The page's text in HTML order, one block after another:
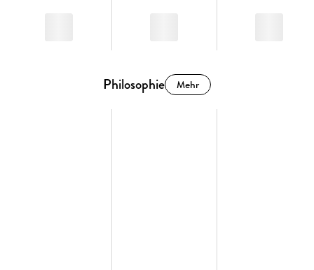
Philosophie Mehr